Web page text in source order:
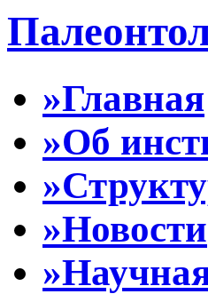
»Главная
»Об
»Новости